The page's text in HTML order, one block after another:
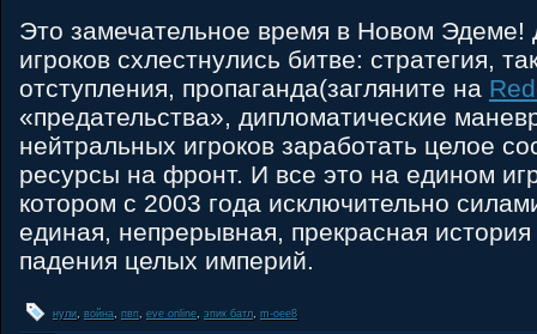
Это замечательное время в Новом Эдеме!
игроков схлестнулись битве: стратегия,
отступления, пропаганда(загляните на
«предательства», дипломатические
нейтральных игроков заработать целое
ресурсы на фронт. И все это на едином
котором с 2003 года исключительно
единая, непрерывная, прекрасная
падения целых империй.
нули, война, пвп, eve online, эпик батл, m-oee8